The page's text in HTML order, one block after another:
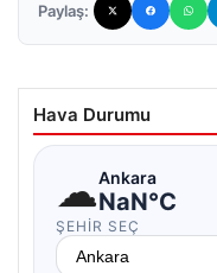
Paylaş:
Hava Durumu
☁Ankara
NaN°C
ŞEHIR SEÇ